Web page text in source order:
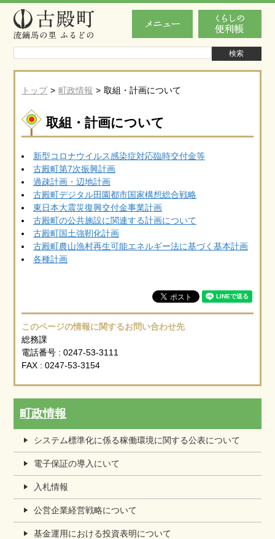
トップ 町政情報 取組・計画について
取組・計画について
新型コロナウイルス感染症対応臨時交付金等
古殿町第7次振興計画
過疎計画・辺地計画
古殿町デジタル田園都市国家構想総合戦略
東日本大震災復興交付金事業計画
古殿町の公共施設に関連する計画について
古殿町国土強靭化計画
古殿町農山漁村再生可能エネルギー法に基づく基本計画
各種計画
このページの情報に関するお問い合わせ先
総務課
電話番号 : 0247-53-3111
FAX : 0247-53-3154
町政情報
システム標準化に係る稼働環境に関する公表について
電子保証の導入にいて
入札情報
公営企業経営戦略について
基金運用における投資表明について